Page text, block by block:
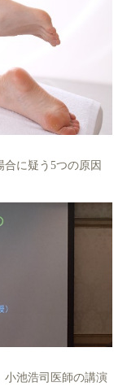
に疑う5つの原因
小池浩司医師の講演